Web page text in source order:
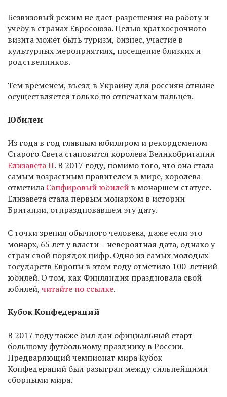
Безвизовый режим не дает разрешения на работу и
учебу в странах Евросоюза. Целью краткосрочного
визита может быть туризм, бизнес, участие в
культурных мероприятиях, посещение близких и
родственников.
Тем временем, въезд в Украину для россиян отныне
осуществляется только по отпечаткам пальцев.
Юбилеи
Из года в год главным юбиляром и рекордсменом
Старого Света становится королева Великобритании
Елизавета II. В 2017 году, помимо того, что она стала
самым возрастным правителем в мире, королева
отметила Сапфировый юбилей в монаршем статусе.
Елизавета стала первым монархом в истории
Британии, отпраздновавшем эту дату.
С точки зрения обычного человека, даже если это
монарх, 65 лет у власти – невероятная дата, однако у
стран свой порядок цифр. Одно из самых молодых
государств Европы в этом году отметило 100-летний
юбилей. О том, как Финляндия праздновала свой
юбилей, читайте по ссылке.
Кубок Конфедераций
В 2017 году также был дан официальный старт
большому футбольному празднику в России.
Предваряющий чемпионат мира Кубок
Конфедераций был разыгран между сильнейшими
сборными мира.